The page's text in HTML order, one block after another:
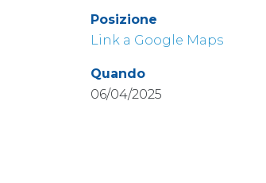
Posizione
Link a Google Maps
Quando
06/04/2025